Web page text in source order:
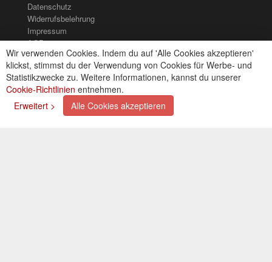
Wir verwenden Cookies. Indem du auf 'Alle Cookies akzeptieren'
klickst, stimmst du der Verwendung von Cookies für Werbe- und
Statistikzwecke zu. Weitere Informationen, kannst du unserer
Cookie-Richtlinien entnehmen.
Erweitert >
Alle Cookies akzeptieren
Datenschutz
Widerrufsbelehrung
Impressum
AGB
Kontakt
Cookies einstellungen
Zahlungsarten